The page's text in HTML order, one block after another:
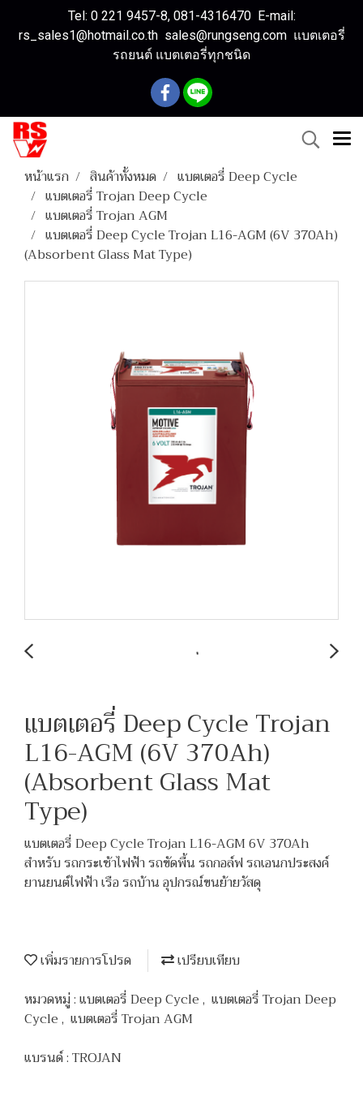
Tel: 0 221 9457-8, 081-4316470 E-mail:
rs_sales1@hotmail.co.th sales@rungseng.com แบตเตอรี่
รถยนต์ แบตเตอรี่ทุกชนิด
หน้าแรก สินค้าทั้งหมด
แบตเตอรี่ Deep Cycle
แบตเตอรี่ Trojan Deep Cycle
แบตเตอรี่ Trojan AGM
แบตเตอรี่ Deep Cycle Trojan L16-AGM (6V 370Ah)
(Absorbent Glass Mat Type)
แบตเตอรี่ Deep Cycle Trojan
L16-AGM (6V 370Ah)
(Absorbent Glass Mat
Type)
แบตเตอรี่ Deep Cycle Trojan L16-AGM 6V 370Ah
สำหรับ รถกระเช้าไฟฟ้า รถขัดพื้น รถกอล์ฟ รถเอนกประสงค์
ยานยนต์ไฟฟ้า เรือ รถบ้าน อุปกรณ์ขนย้ายวัสดุ
เพิ่มรายการโปรด
เปรียบเทียบ
หมวดหมู่ :แบตเตอรี่ Deep Cycle, แบตเตอรี่ Trojan Deep
Cycle, แบตเตอรี่ Trojan AGM
แบรนด์ :TROJAN